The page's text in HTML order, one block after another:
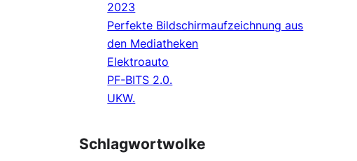
2023
Perfekte Bildschirmaufzeichnung aus
den Mediatheken
Elektroauto
PF-BITS 2.0.
UKW.
Schlagwortwolke